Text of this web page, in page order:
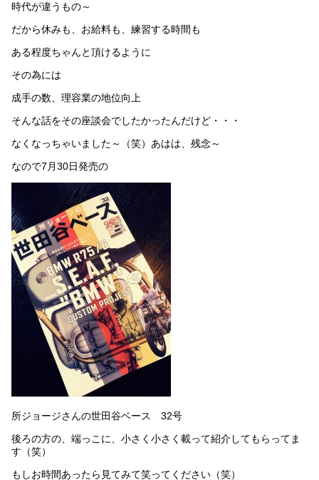
時代が違うもの～
だから休みも、お給料も、練習する時間も
ある程度ちゃんと頂けるように
その為には
成手の数、理容業の地位向上
そんな話をその座談会でしたかったんだけど・・・
なくなっちゃいました～（笑）あはは、残念～
なので7月30日発売の
所ジョージさんの世田谷ベース 32号
後ろの方の、端っこに、小さく小さく載って紹介してもらってま
す（笑）
もしお時間あったら見てみて笑ってください（笑）